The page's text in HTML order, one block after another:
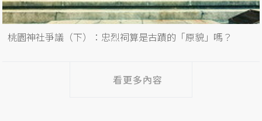
桃園神社爭議（下）：忠烈祠算是古蹟的「原貌」嗎？
看更多內容